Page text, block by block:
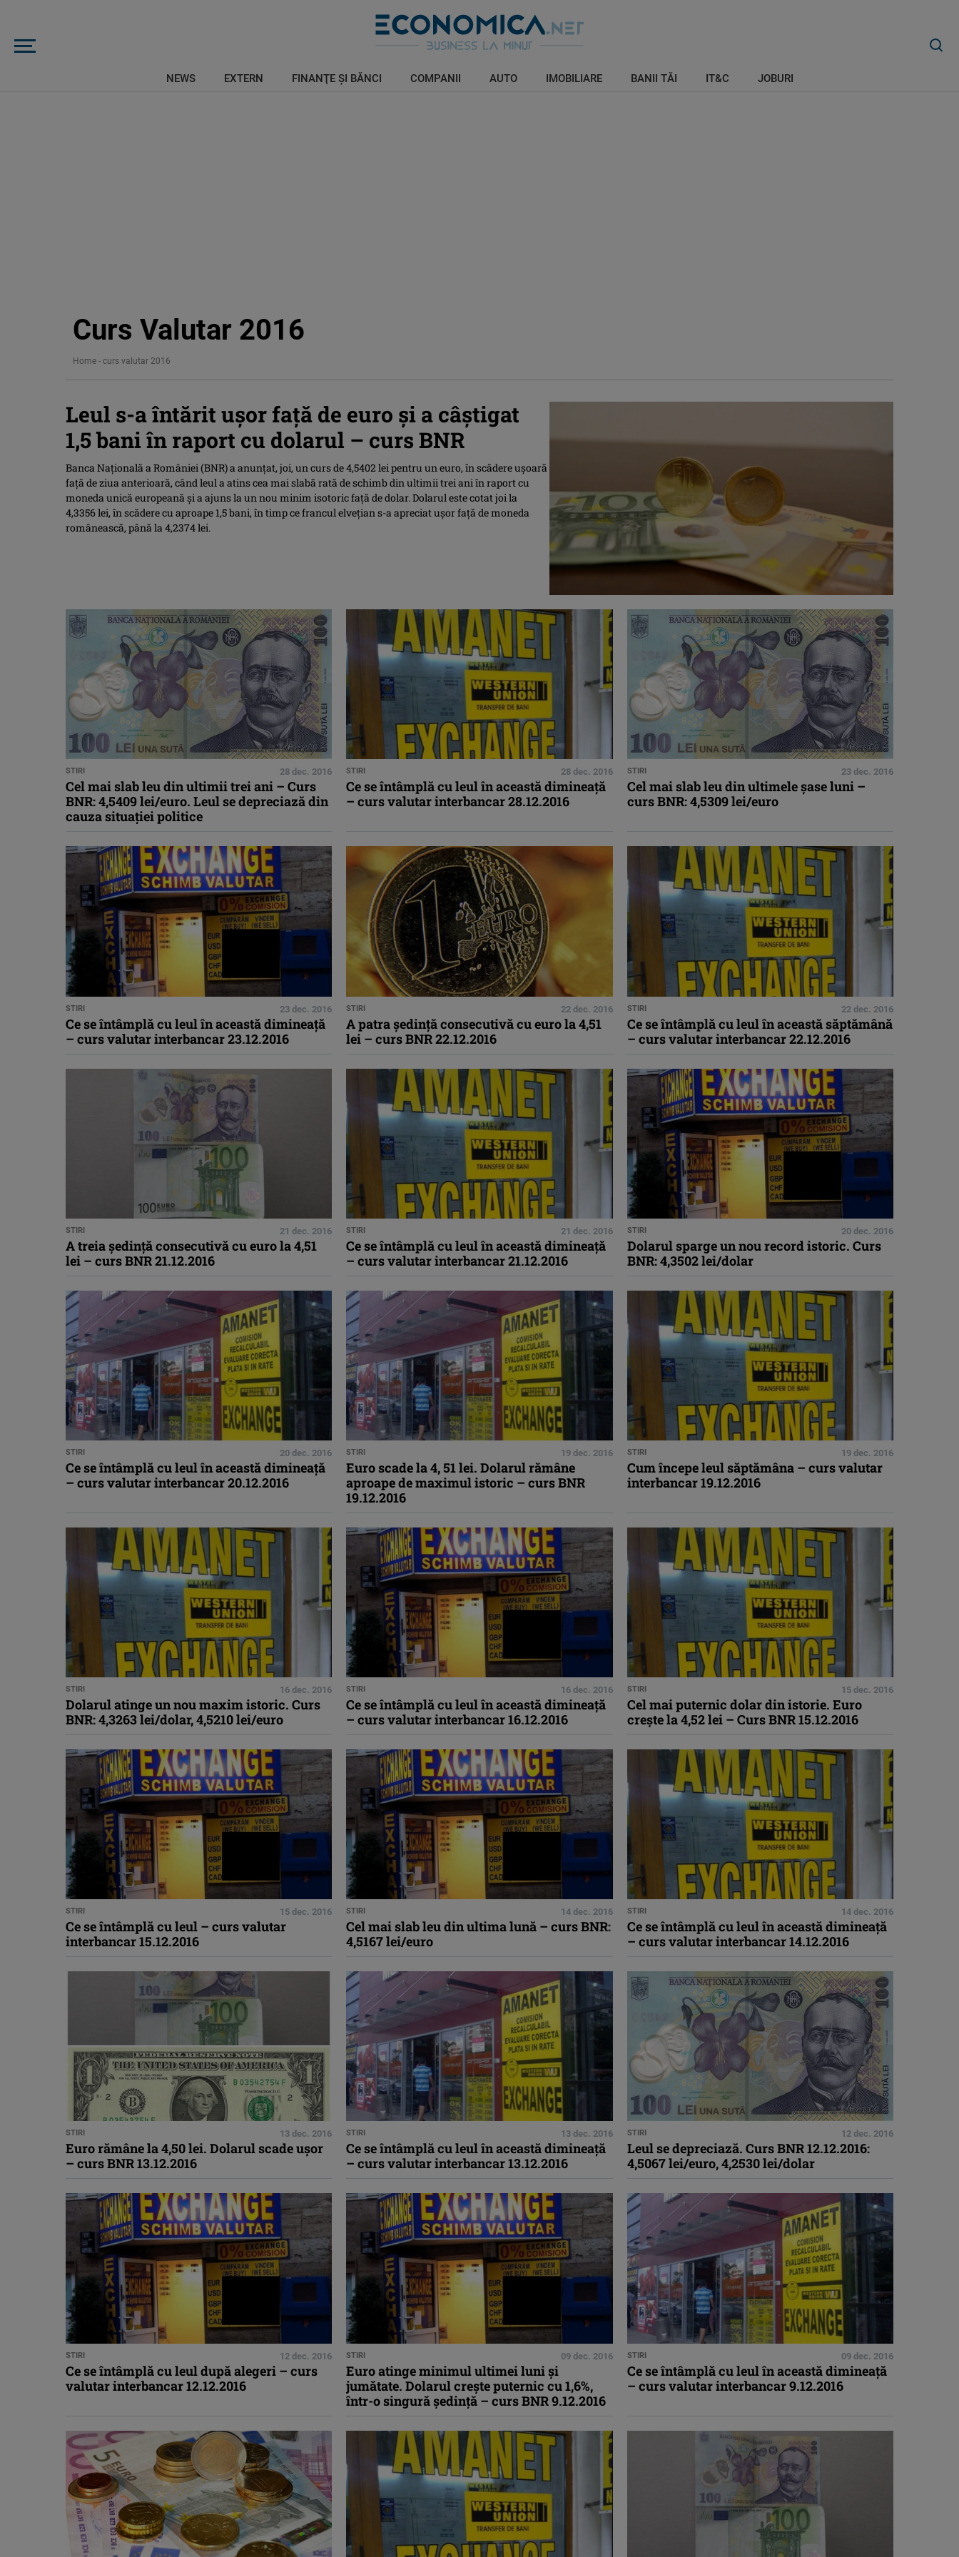
NEWS EXTERN FINANŢE ŞI BĂNCI COMPANII AUTO IMOBILIARE BANII TĂI IT&C JOBURI
Curs Valutar 2016
Home - curs valutar 2016
Leul s-a întărit uşor faţă de euro şi a câştigat
1,5 bani în raport cu dolarul – curs BNR
Banca Naţională a României (BNR) a anunţat, joi, un curs de 4,5402 lei pentru un euro, în scădere uşoară
faţă de ziua anterioară, când leul a atins cea mai slabă rată de schimb din ultimii trei ani în raport cu
moneda unică europeană şi a ajuns la un nou minim isotoric faţă de dolar. Dolarul este cotat joi la
4,3356 lei, în scădere cu aproape 1,5 bani, în timp ce francul elveţian s-a apreciat uşor faţă de moneda
românească, până la 4,2374 lei.
STIRI 28 dec. 2016
Cel mai slab leu din ultimii trei ani – Curs
BNR: 4,5409 lei/euro. Leul se depreciază din
cauza situaţiei politice
STIRI 28 dec. 2016
Ce se întâmplă cu leul în această dimineaţă
– curs valutar interbancar 28.12.2016
STIRI 23 dec. 2016
Cel mai slab leu din ultimele şase luni –
curs BNR: 4,5309 lei/euro
STIRI 23 dec. 2016
Ce se întâmplă cu leul în această dimineaţă
– curs valutar interbancar 23.12.2016
STIRI 22 dec. 2016
A patra şedinţă consecutivă cu euro la 4,51
lei – curs BNR 22.12.2016
STIRI 22 dec. 2016
Ce se întâmplă cu leul în această săptămână
– curs valutar interbancar 22.12.2016
STIRI 21 dec. 2016
A treia ședință consecutivă cu euro la 4,51
lei – curs BNR 21.12.2016
STIRI 21 dec. 2016
Ce se întâmplă cu leul în această dimineaţă
– curs valutar interbancar 21.12.2016
STIRI 20 dec. 2016
Dolarul sparge un nou record istoric. Curs
BNR: 4,3502 lei/dolar
STIRI 20 dec. 2016
Ce se întâmplă cu leul în această dimineaţă
– curs valutar interbancar 20.12.2016
STIRI 19 dec. 2016
Euro scade la 4, 51 lei. Dolarul rămâne
aproape de maximul istoric – curs BNR
19.12.2016
STIRI 19 dec. 2016
Cum începe leul săptămâna – curs valutar
interbancar 19.12.2016
STIRI 16 dec. 2016
Dolarul atinge un nou maxim istoric. Curs
BNR: 4,3263 lei/dolar, 4,5210 lei/euro
STIRI 16 dec. 2016
Ce se întâmplă cu leul în această dimineaţă
– curs valutar interbancar 16.12.2016
STIRI 15 dec. 2016
Cel mai puternic dolar din istorie. Euro
creşte la 4,52 lei – Curs BNR 15.12.2016
STIRI 15 dec. 2016
Ce se întâmplă cu leul – curs valutar
interbancar 15.12.2016
STIRI 14 dec. 2016
Cel mai slab leu din ultima lună – curs BNR:
4,5167 lei/euro
STIRI 14 dec. 2016
Ce se întâmplă cu leul în această dimineaţă
– curs valutar interbancar 14.12.2016
STIRI 13 dec. 2016
Euro rămâne la 4,50 lei. Dolarul scade uşor
– curs BNR 13.12.2016
STIRI 13 dec. 2016
Ce se întâmplă cu leul în această dimineaţă
– curs valutar interbancar 13.12.2016
STIRI 12 dec. 2016
Leul se depreciază. Curs BNR 12.12.2016:
4,5067 lei/euro, 4,2530 lei/dolar
STIRI 12 dec. 2016
Ce se întâmplă cu leul după alegeri – curs
valutar interbancar 12.12.2016
STIRI 09 dec. 2016
Euro atinge minimul ultimei luni şi
jumătate. Dolarul creşte puternic cu 1,6%,
într-o singură şedinţă – curs BNR 9.12.2016
STIRI 09 dec. 2016
Ce se întâmplă cu leul în această dimineaţă
– curs valutar interbancar 9.12.2016